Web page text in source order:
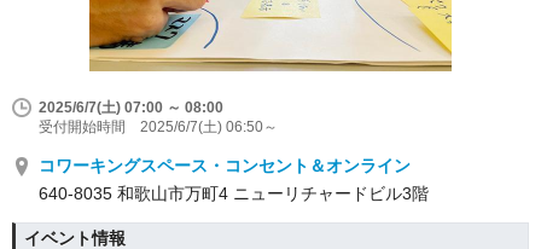
2025/6/7(土) 07:00 ～ 08:00
受付開始時間 2025/6/7(土) 06:50～
コワーキングスペース・コンセント＆オンライン
640-8035 和歌山市万町4 ニューリチャードビル3階
イベント情報